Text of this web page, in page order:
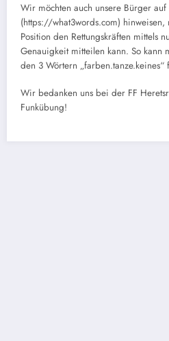
Wir möchten auch unsere Bürger
(https://what3words.com)
Position den Rettungskräften mittels
Genauigkeit mitteilen kann. So kann
den 3 Wörtern „farben.tanze.keines“
Wir bedanken uns bei der FF
Funkübung!